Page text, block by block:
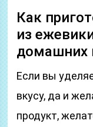
Как
из
домашних
Если вы
вкусу, да и
продукт,